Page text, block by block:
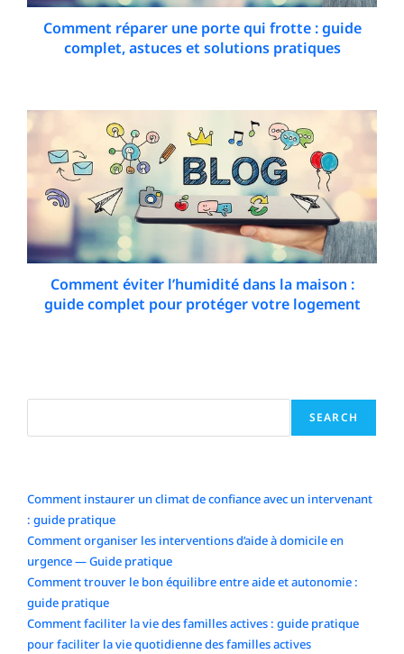
Comment réparer une porte qui frotte : guide
complet, astuces et solutions pratiques
Comment éviter l’humidité dans la maison :
guide complet pour protéger votre logement
SEARCH
Comment instaurer un climat de confiance avec un intervenant
: guide pratique
Comment organiser les interventions d’aide à domicile en
urgence — Guide pratique
Comment trouver le bon équilibre entre aide et autonomie :
guide pratique
Comment faciliter la vie des familles actives : guide pratique
pour faciliter la vie quotidienne des familles actives